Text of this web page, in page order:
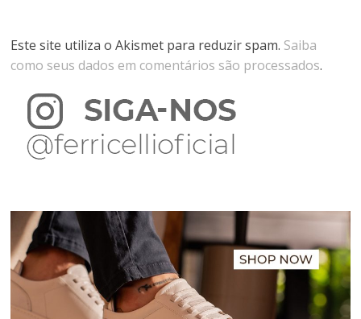
Este site utiliza o Akismet para reduzir spam. Saiba
como seus dados em comentários são processados.